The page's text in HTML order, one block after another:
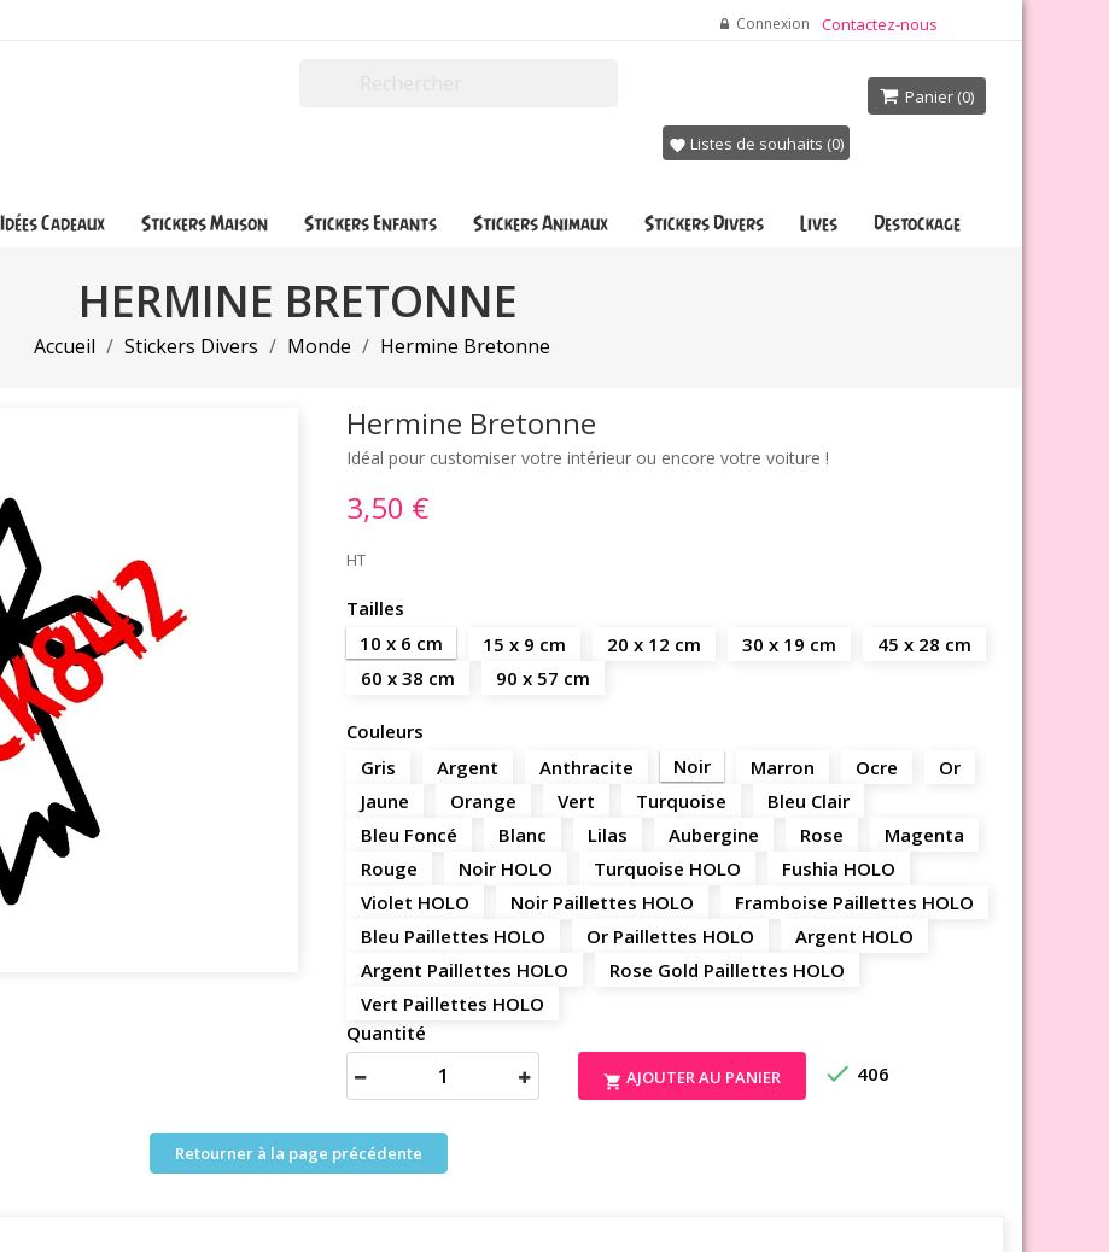
Connexion Contactez-nous
Panier (0)
favorite Listes de souhaits (0)
Idées Cadeaux Stickers Maison Stickers Enfants Stickers Animaux Stickers Divers Lives Destockage
HERMINE BRETONNE
Accueil Stickers Divers Monde Hermine Bretonne
Hermine Bretonne
Idéal pour customiser votre intérieur ou encore votre voiture !
3,50 €
HT
Tailles
10 x 6 cm
15 x 9 cm 20 x 12 cm 30 x 19 cm
45 x 28 cm
60 x 38 cm
90 x 57 cm
Couleurs
Gris
Argent Anthracite Noir Marron Ocre
Or
Jaune
Orange Vert Turquoise
Bleu Clair
Bleu Foncé
Blanc Lilas Aubergine Rose
Magenta
Rouge
Noir HOLO Turquoise HOLO
Fushia HOLO
Violet HOLO
Noir Paillettes HOLO
Framboise Paillettes HOLO
Bleu Paillettes HOLO
Or Paillettes HOLO
Argent HOLO
Argent Paillettes HOLO
Rose Gold Paillettes HOLO
Vert Paillettes HOLO
Quantité
 AJOUTER AU PANIER  406
Retourner à la page précédente